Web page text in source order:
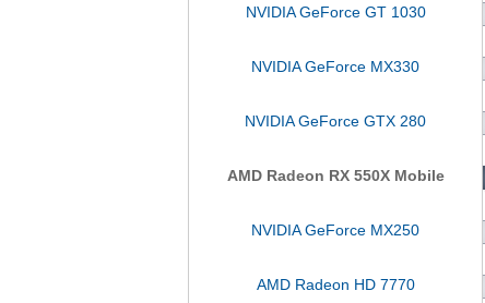
NVIDIA GeForce GT 1030
NVIDIA GeForce MX330
NVIDIA GeForce GTX 280
AMD Radeon RX 550X Mobile
NVIDIA GeForce MX250
AMD Radeon HD 7770